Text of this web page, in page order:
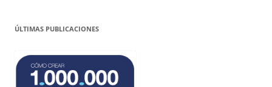
ÚLTIMAS PUBLICACIONES